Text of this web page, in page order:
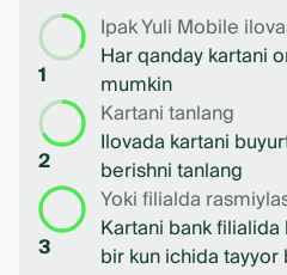
1
Ipak Yuli Mobile
Har qanday kartani
mumkin
2
Kartani tanlang
Ilovada kartani
berishni tanlang
3
Yoki filialda
Kartani bank
bir kun ichida tayyor